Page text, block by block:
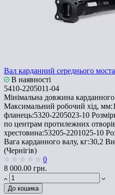
Вал карданний середнього
В наявності
5410-2205011-04
Мінімальна довжина
Максимальний робочий хід, мм:
фланець:5320-2205023-10
по центрам протилежних
хрестовина:53205-2201025-10
Вага карданного валу, кг:30,2
(Чернігів)
0
8 000.00 грн.
До кошика